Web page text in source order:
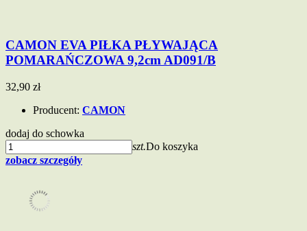
CAMON EVA PIŁKA PŁYWAJĄCA
POMARAŃCZOWA 9,2cm AD091/B
32,90 zł
Producent: CAMON
dodaj do schowka
szt.Do koszyka
zobacz szczegóły